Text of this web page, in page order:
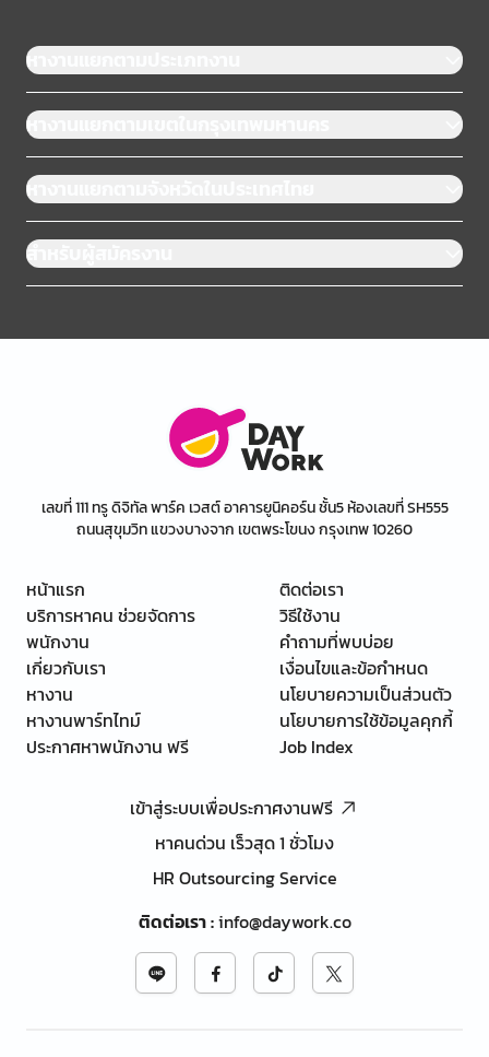
หางานแยกตามประเภทงาน
หางานแยกตามเขตในกรุงเทพมหานคร
หางานแยกตามจังหวัดในประเทศไทย
สำหรับผู้สมัครงาน
เลขที่ 111 ทรู ดิจิทัล พาร์ค เวสต์ อาคารยูนิคอร์น ชั้น5 ห้องเลขที่ SH555
ถนนสุขุมวิท แขวงบางจาก เขตพระโขนง กรุงเทพ 10260
หน้าแรก
บริการหาคน ช่วยจัดการ
พนักงาน
เกี่ยวกับเรา
หางาน
หางานพาร์ทไทม์
ประกาศหาพนักงาน ฟรี
ติดต่อเรา
วิธีใช้งาน
คำถามที่พบบ่อย
เงื่อนไขและข้อกำหนด
นโยบายความเป็นส่วนตัว
นโยบายการใช้ข้อมูลคุกกี้
Job Index
เข้าสู่ระบบเพื่อประกาศงานฟรี
หาคนด่วน เร็วสุด 1 ชั่วโมง
HR Outsourcing Service
ติดต่อเรา:info@daywork.co